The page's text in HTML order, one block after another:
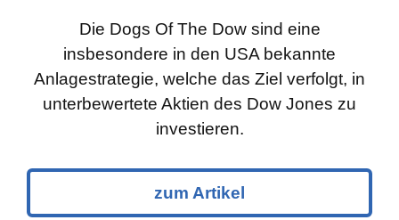
Die Dogs Of The Dow sind eine
insbesondere in den USA bekannte
Anlagestrategie, welche das Ziel verfolgt, in
unterbewertete Aktien des Dow Jones zu
investieren.
zum Artikel